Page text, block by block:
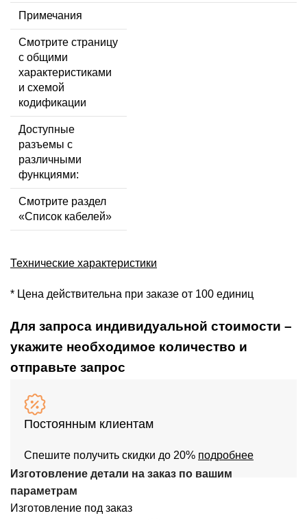
Примечания
Смотрите страницу
с общими
характеристиками
и схемой
кодификации
Доступные
разъемы с
различными
функциями:
Смотрите раздел
«Список кабелей»
Технические характеристики
* Цена действительна при заказе от 100 единиц
Для запроса индивидуальной стоимости –
укажите необходимое количество и
отправьте запрос
Постоянным клиентам
Спешите получить скидки до 20% подробнее
Изготовление детали на заказ по вашим
параметрам
Изготовление под заказ